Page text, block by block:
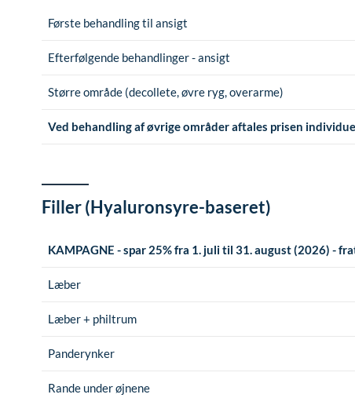
Første behandling til ansigt
Efterfølgende behandlinger - ansigt
Større område (decollete, øvre ryg, overarme)
Ved behandling af øvrige områder aftales prisen
Filler (Hyaluronsyre-baseret)
KAMPAGNE - spar 25% fra 1. juli til 31. august (2026) -
Læber
Læber + philtrum
Panderynker
Rande under øjnene